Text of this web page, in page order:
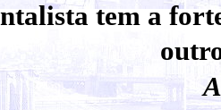
tem a